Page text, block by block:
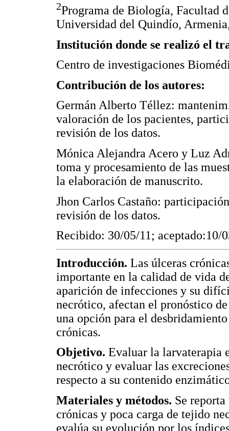
2Programa de Biología, Facultad
Universidad del Quindío,
Institución donde se realizó el
Centro de investigaciones
Contribución de los autores:
Germán Alberto Téllez:
valoración de los pacientes,
revisión de los datos.
Mónica Alejandra Acero y Luz
toma y procesamiento de las
la elaboración de manuscrito.
Jhon Carlos Castaño:
revisión de los datos.
Recibido: 30/05/11; aceptado:10/
Introducción. Las úlceras
importante en la calidad de vida
aparición de infecciones y su
necrótico, afectan el pronóstico
una opción para el
crónicas.
Objetivo. Evaluar la larvaterapia
necrótico y evaluar las
respecto a su contenido
Materiales y métodos. Se
crónicas y poca carga de tejido
evalúa su evolución por los